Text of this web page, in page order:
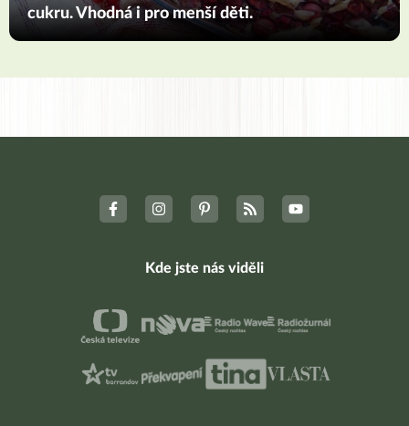
cukru. Vhodná i pro menší děti.
Kde jste nás viděli